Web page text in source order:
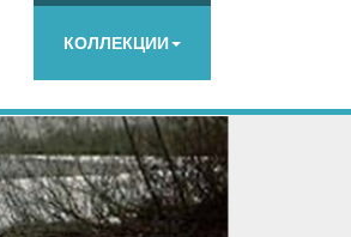
КОЛЛЕКЦИИ